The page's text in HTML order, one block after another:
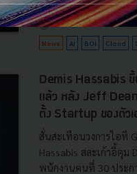
สิงหาคม 6, 2026| By
0
News AI BOI Cloud
Demis Hassabis
แล้ว หลัง Jeff Dean
ตั้ง Startup ของตัวเ
สั่นสะเทือนวงการไอที
Hassabis สละเก้าอี้คุม
พนักงานคนที่ 30 ประก